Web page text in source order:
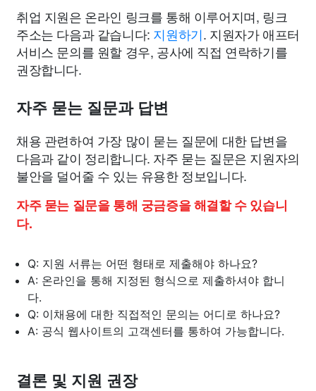
취업 지원은 온라인 링크를 통해 이루어지며, 링크
주소는 다음과 같습니다: 지원하기. 지원자가 애프터
서비스 문의를 원할 경우, 공사에 직접 연락하기를
권장합니다.
자주 묻는 질문과 답변
채용 관련하여 가장 많이 묻는 질문에 대한 답변을
다음과 같이 정리합니다. 자주 묻는 질문은 지원자의
불안을 덜어줄 수 있는 유용한 정보입니다.
자주 묻는 질문을 통해 궁금증을 해결할 수 있습니
다.
Q: 지원 서류는 어떤 형태로 제출해야 하나요?
A: 온라인을 통해 지정된 형식으로 제출하셔야 합니
다.
Q: 이채용에 대한 직접적인 문의는 어디로 하나요?
A: 공식 웹사이트의 고객센터를 통하여 가능합니다.
결론 및 지원 권장